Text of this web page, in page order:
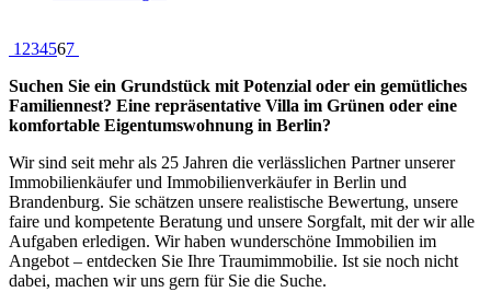
1 234567
Suchen Sie ein Grundstück mit Potenzial oder ein gemütliches
Familiennest? Eine repräsentative Villa im Grünen oder eine
komfortable Eigentumswohnung in Berlin?
Wir sind seit mehr als 25 Jahren die verlässlichen Partner unserer
Immobilienkäufer und Immobilienverkäufer in Berlin und
Brandenburg. Sie schätzen unsere realistische Bewertung, unsere
faire und kompetente Beratung und unsere Sorgfalt, mit der wir alle
Aufgaben erledigen. Wir haben wunderschöne Immobilien im
Angebot – entdecken Sie Ihre Traumimmobilie. Ist sie noch nicht
dabei, machen wir uns gern für Sie die Suche.